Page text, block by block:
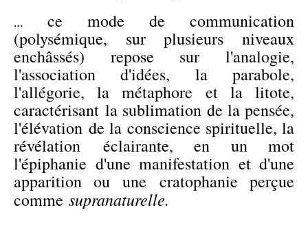
… ce mode de communication
(polysémique, sur plusieurs niveaux
enchâssés) repose sur l'analogie,
l'association d'idées, la parabole,
l'allégorie, la métaphore et la litote,
caractérisant la sublimation de la pensée,
l'élévation de la conscience spirituelle, la
révélation éclairante, en un mot
l'épiphanie d'une manifestation et d'une
apparition ou une cratophanie perçue
comme supranaturelle.